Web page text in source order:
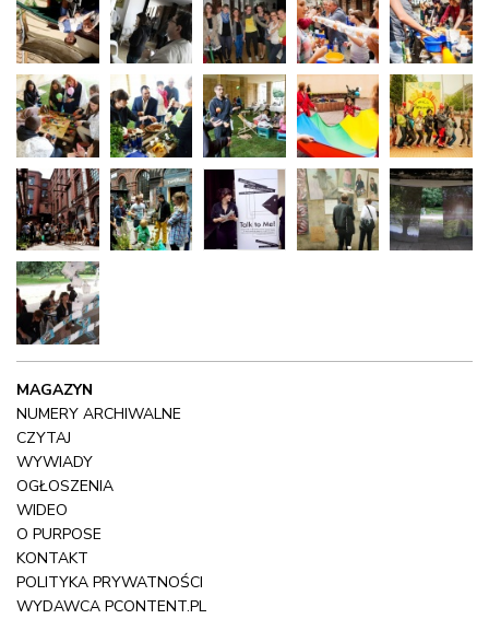
MAGAZYN
NUMERY ARCHIWALNE
CZYTAJ
WYWIADY
OGŁOSZENIA
WIDEO
O PURPOSE
KONTAKT
POLITYKA PRYWATNOŚCI
WYDAWCA PCONTENT.PL